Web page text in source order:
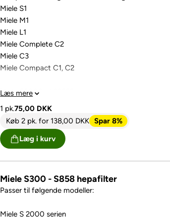
Miele S1
Miele M1
Miele L1
Miele Complete C2
Miele C3
Miele Compact C1, C2
Miele S8000 til S8999 serien
Miele S6000 til S6999 serien
Miele S5000 til S5999 serien
Miele S4000 til S4999 serien
SF HA-50 - H 13 hepafilter uoriginal
Hepafiler bør skiftes 1. gang årligt
Læs mere
1 pk.75,00 DKK
Køb 2 pk. for 138,00 DKK Spar 8%
Læg i kurv
Miele S300 - S858 hepafilter
Passer til følgende modeller:
Miele S 2000 serien